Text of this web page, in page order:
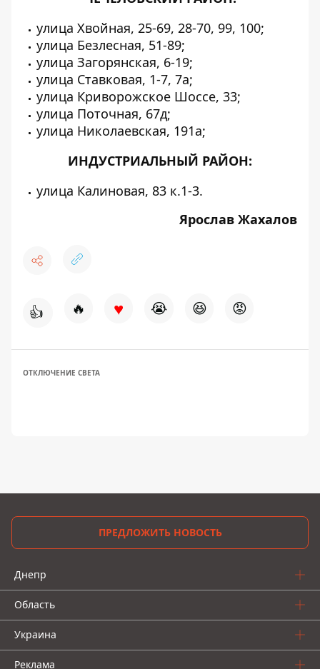
улица Хвойная, 25-69, 28-70, 99, 100;
улица Безлесная, 51-89;
улица Загорянская, 6-19;
улица Ставковая, 1-7, 7а;
улица Криворожское Шоссе, 33;
улица Поточная, 67д;
улица Николаевская, 191а;
ИНДУСТРИАЛЬНЫЙ РАЙОН:
улица Калиновая, 83 к.1-3.
Ярослав Жахалов
👍 🔥 ♥ 😭 😆 😡
ОТКЛЮЧЕНИЕ СВЕТА
ПРЕДЛОЖИТЬ НОВОСТЬ
Днепр
Область
Украина
Реклама